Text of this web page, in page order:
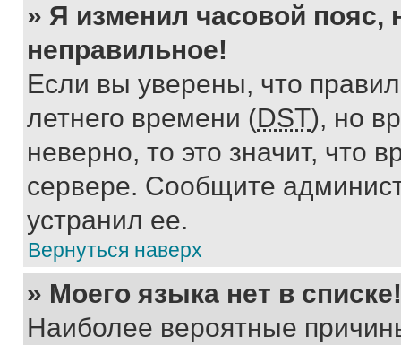
» Я изменил часовой пояс,
неправильное!
Если вы уверены, что
летнего времени (DST), но
неверно, то это значит, что
сервере. Сообщите
устранил ее.
Вернуться наверх
» Моего языка нет в списке!
Наиболее вероятные